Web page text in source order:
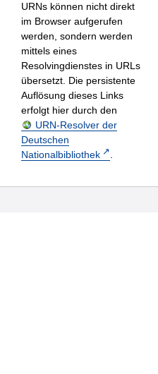
URNs können nicht direkt
im Browser aufgerufen
werden, sondern werden
mittels eines
Resolvingdienstes in URLs
übersetzt. Die persistente
Auflösung dieses Links
erfolgt hier durch den
URN-Resolver der
Deutschen
Nationalbibliothek
.